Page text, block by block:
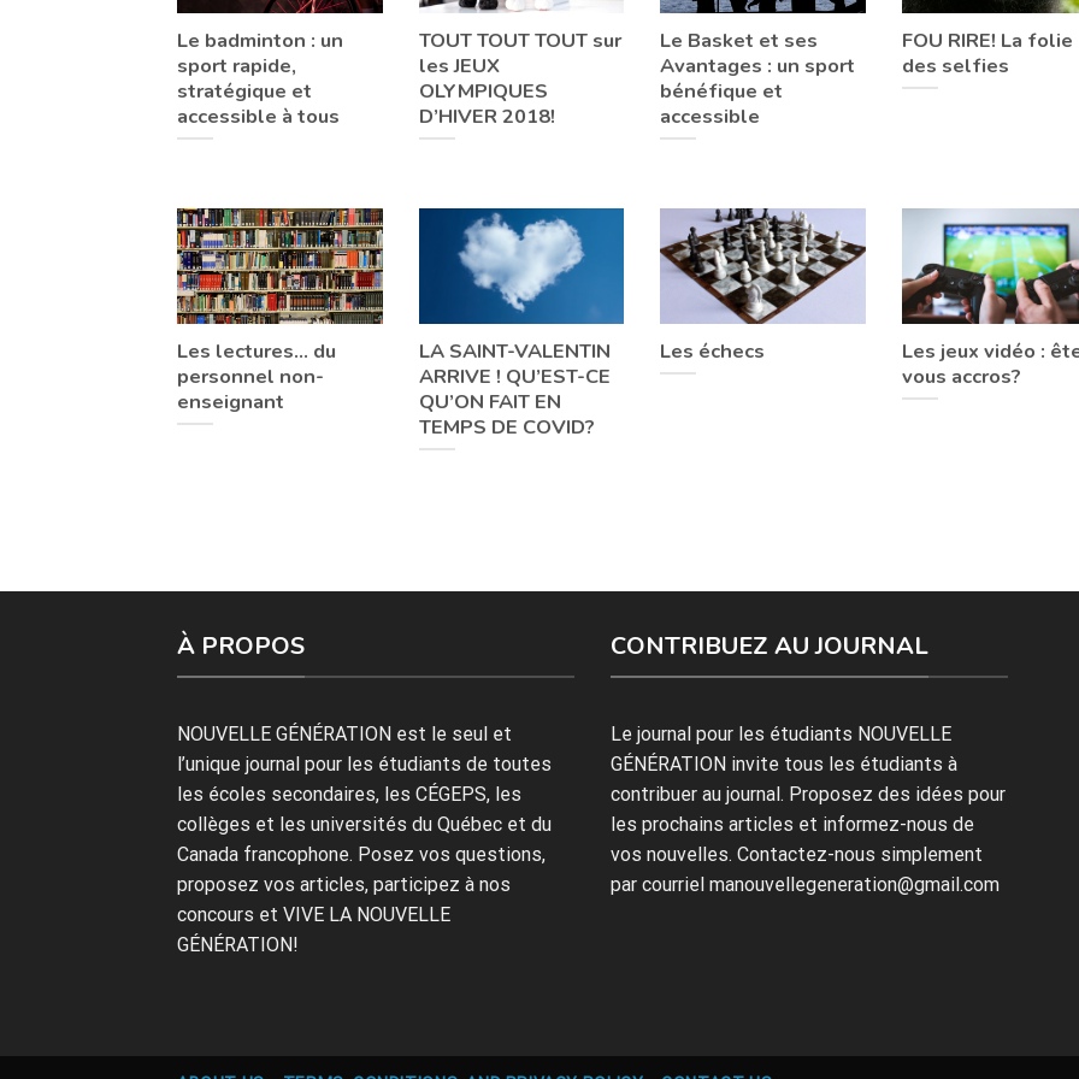
Le badminton : un
sport rapide,
stratégique et
accessible à tous
TOUT TOUT TOUT sur
les JEUX
OLYMPIQUES
D’HIVER 2018!
Le Basket et ses
Avantages : un sport
bénéfique et
accessible
FOU RIRE! La folie
des selfies
Les lectures… du
personnel non-
enseignant
LA SAINT-VALENTIN
ARRIVE ! QU’EST-CE
QU’ON FAIT EN
TEMPS DE COVID?
Les échecs
Les jeux vidéo :
vous accros?
À PROPOS
NOUVELLE GÉNÉRATION est le seul et
l’unique journal pour les étudiants de toutes
les écoles secondaires, les CÉGEPS, les
collèges et les universités du Québec et du
Canada francophone. Posez vos questions,
proposez vos articles, participez à nos
concours et VIVE LA NOUVELLE
GÉNÉRATION!
CONTRIBUEZ AU JOURNAL
Le journal pour les étudiants NOUVELLE
GÉNÉRATION invite tous les étudiants à
contribuer au journal. Proposez des idées pour
les prochains articles et informez-nous de
vos nouvelles. Contactez-nous simplement
par courriel manouvellegeneration@gmail.com